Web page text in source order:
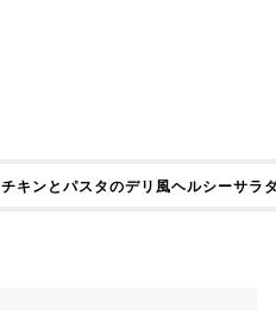
チキンとパスタのデリ風ヘルシーサラ